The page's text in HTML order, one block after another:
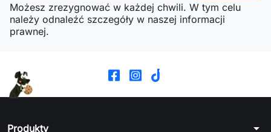
Możesz zrezygnować w każdej chwili. W tym celu
należy odnaleźć szczegóły w naszej informacji
prawnej.
Produkty arrow_drop_down